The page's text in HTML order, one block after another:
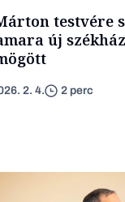
testvére
új
2. 4. 2 perc